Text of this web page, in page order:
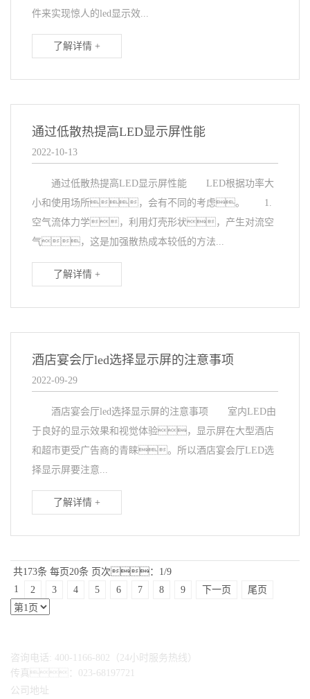
件来实现惊人的led显示效...
了解详情 +
通过低散热提高LED显示屏性能
2022-10-13
通过低散热提高LED显示屏性能 LED根据功率大
小和使用场所，会有不同的考虑。 1.
空气流体力学，利用灯壳形状，产生对流空
气，这是加强散热成本较低的方法...
了解详情 +
酒店宴会厅led选择显示屏的注意事项
2022-09-29
酒店宴会厅led选择显示屏的注意事项 室内LED由
于良好的显示效果和视觉体验，显示屏在大型酒店
和超市更受广告商的青睐。所以酒店宴会厅LED选
择显示屏要注意...
了解详情 +
共173条 每页20条 页次：1/9
1
2 3 4 5 6 7 8 9 下一页 尾页
咨询电话: 400-1166-802（24小时服务热线）
传真：023-68197721
公司地址